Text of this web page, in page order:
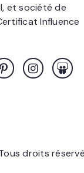
et société de
Influence
droits